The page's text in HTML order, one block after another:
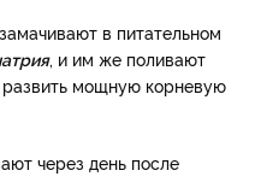
в питательном
, и им же поливают
мощную корневую
через день после